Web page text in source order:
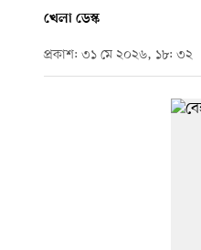
খেলা ডেস্ক
প্রকাশ: ৩১ মে ২০২৬, ১৮: ৩২